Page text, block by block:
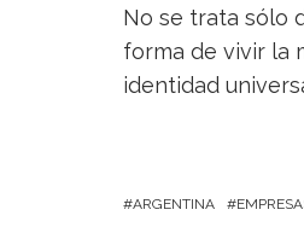
No se trata sólo
forma de vivir la
identidad
ARGENTINA